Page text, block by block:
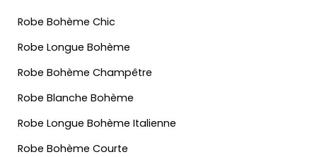
Robe Bohème Chic
Robe Longue Bohème
Robe Bohème Champêtre
Robe Blanche Bohème
Robe Longue Bohème Italienne
Robe Bohème Courte